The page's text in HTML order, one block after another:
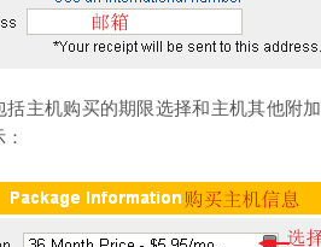
机购买的期限选择和主机其他附